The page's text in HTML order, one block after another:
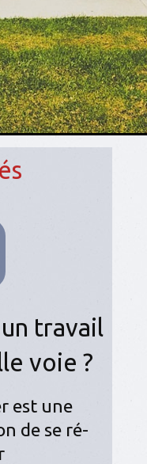
travail
voie ?
est une
de se ré-